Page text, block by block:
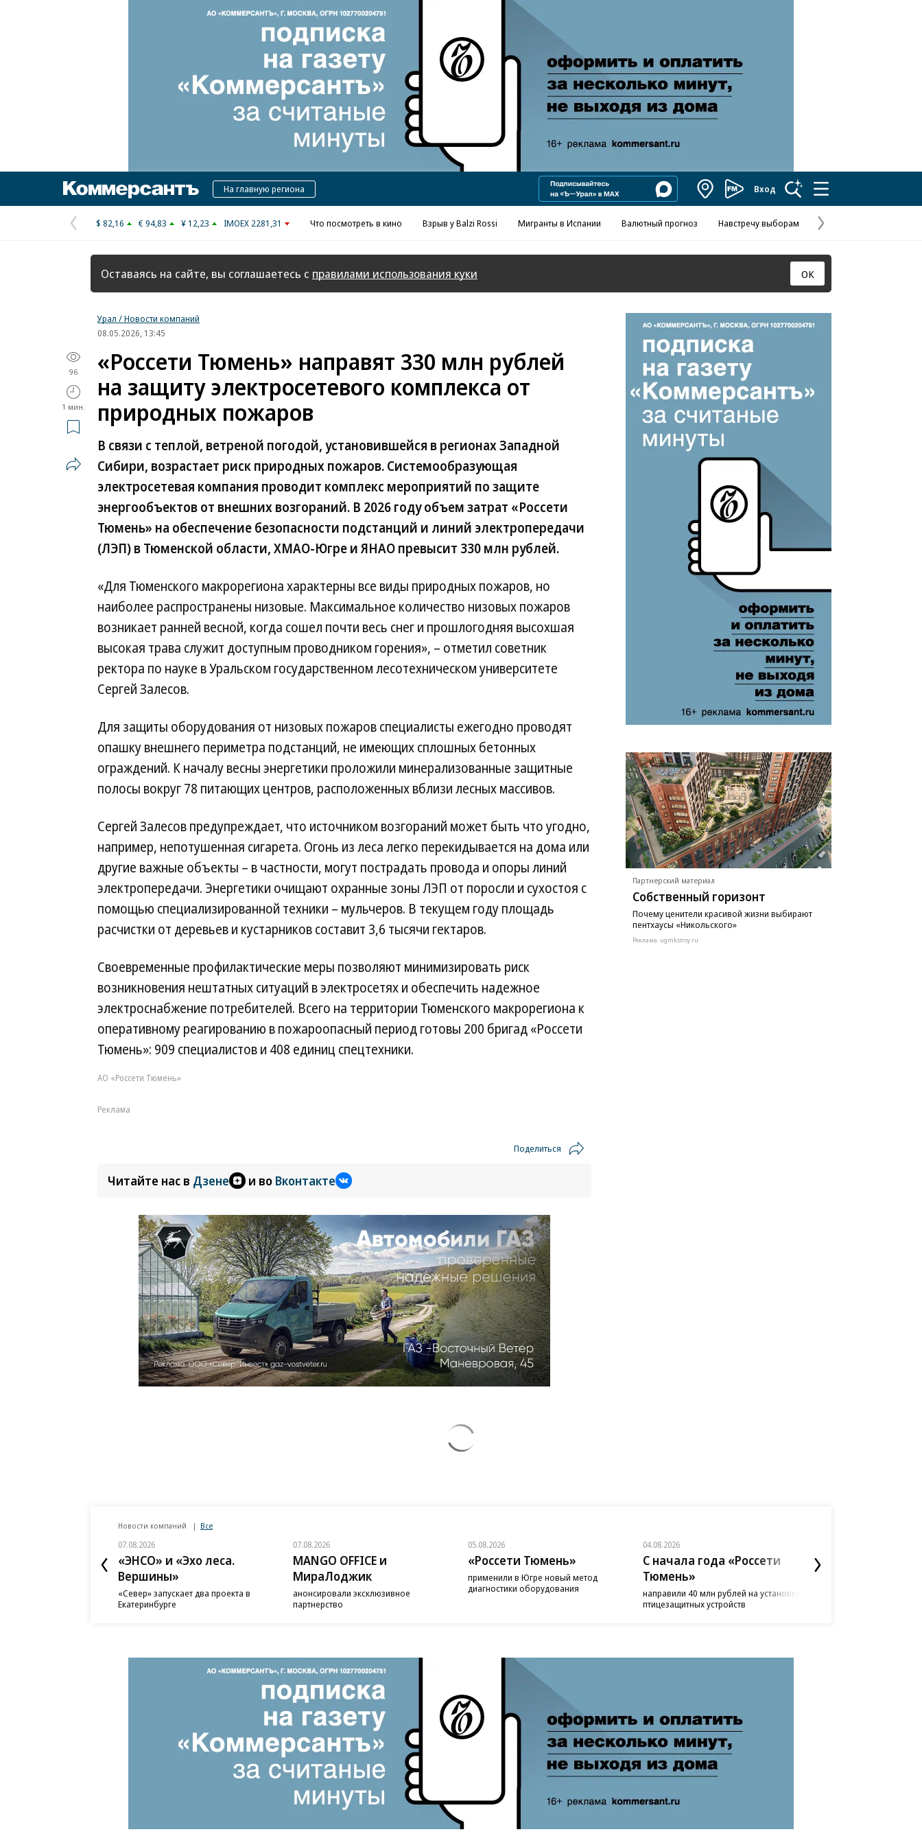
Реклама в «Ъ» www.kommersant.ru/ad
КоммерсантъНа главную региона
КоммерсантъВход
Предыдущая
страница
$ 82,16 € 94,83 ¥ 12,23 IMOEX 2281,31 Что посмотреть в кино Взрыв у Balzi Rossi Мигранты в Испании Валютный прогноз Навстречу выборам
Следующая
страница
Оставаясь на сайте, вы соглашаетесь с правилами использования куки ОК
Урал / Новости компаний
08.05.2026, 13:45
96
1 мин.
«Россети Тюмень» направят 330 млн рублей
на защиту электросетевого комплекса от
природных пожаров
В связи с теплой, ветреной погодой, установившейся в регионах Западной
Сибири, возрастает риск природных пожаров. Системообразующая
электросетевая компания проводит комплекс мероприятий по защите
энергообъектов от внешних возгораний. В 2026 году объем затрат «Россети
Тюмень» на обеспечение безопасности подстанций и линий электропередачи
(ЛЭП) в Тюменской области, ХМАО-Югре и ЯНАО превысит 330 млн рублей.
«Для Тюменского макрорегиона характерны все виды природных пожаров, но
наиболее распространены низовые. Максимальное количество низовых пожаров
возникает ранней весной, когда сошел почти весь снег и прошлогодняя высохшая
высокая трава служит доступным проводником горения», – отметил советник
ректора по науке в Уральском государственном лесотехническом университете
Сергей Залесов.
Для защиты оборудования от низовых пожаров специалисты ежегодно проводят
опашку внешнего периметра подстанций, не имеющих сплошных бетонных
ограждений. К началу весны энергетики проложили минерализованные защитные
полосы вокруг 78 питающих центров, расположенных вблизи лесных массивов.
Сергей Залесов предупреждает, что источником возгораний может быть что угодно,
например, непотушенная сигарета. Огонь из леса легко перекидывается на дома или
другие важные объекты – в частности, могут пострадать провода и опоры линий
электропередачи. Энергетики очищают охранные зоны ЛЭП от поросли и сухостоя с
помощью специализированной техники – мульчеров. В текущем году площадь
расчистки от деревьев и кустарников составит 3,6 тысячи гектаров.
Своевременные профилактические меры позволяют минимизировать риск
возникновения нештатных ситуаций в электросетях и обеспечить надежное
электроснабжение потребителей. Всего на территории Тюменского макрорегиона к
оперативному реагированию в пожароопасный период готовы 200 бригад «Россети
Тюмень»: 909 специалистов и 408 единиц спецтехники.
АО «Россети Тюмень»
Реклама
Поделиться
Читайте нас в Дзене и во Вконтакте
Партнерский материал
Собственный горизонт
Почему ценители красивой жизни выбирают
пентхаусы «Никольского»
Реклама. ugmkstroy.ru
Новости компаний Все
07.08.2026
«ЭНСО» и «Эхо леса.
Вершины»
«Север» запускает два проекта в
Екатеринбурге
07.08.2026
MANGO OFFICE и
МираЛоджик
анонсировали эксклюзивное
партнерство
05.08.2026
«Россети Тюмень»
применили в Югре новый метод
диагностики оборудования
04.08.2026
С начала года «Россети
Тюмень»
направили 40 млн рублей на установку
птицезащитных устройств
«Россети